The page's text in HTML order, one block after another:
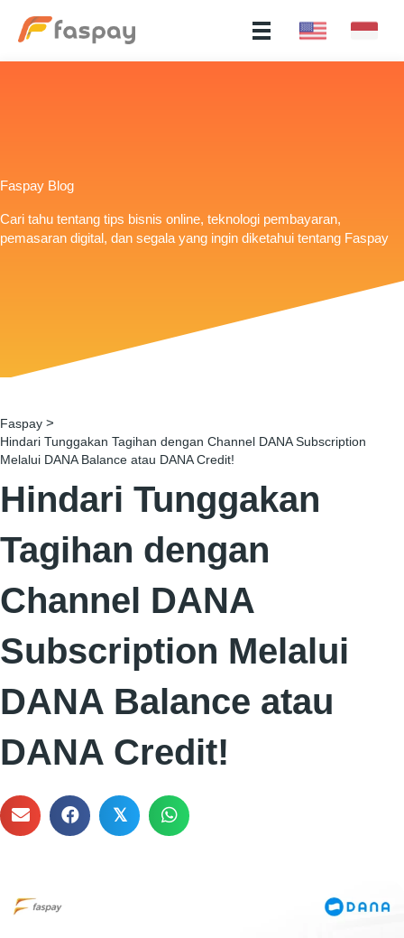
Faspay Blog
Cari tahu tentang tips bisnis online, teknologi pembayaran,
pemasaran digital, dan segala yang ingin diketahui tentang Faspay
Faspay >
Hindari Tunggakan Tagihan dengan Channel DANA Subscription
Melalui DANA Balance atau DANA Credit!
Hindari Tunggakan
Tagihan dengan
Channel DANA
Subscription Melalui
DANA Balance atau
DANA Credit!
𝕏